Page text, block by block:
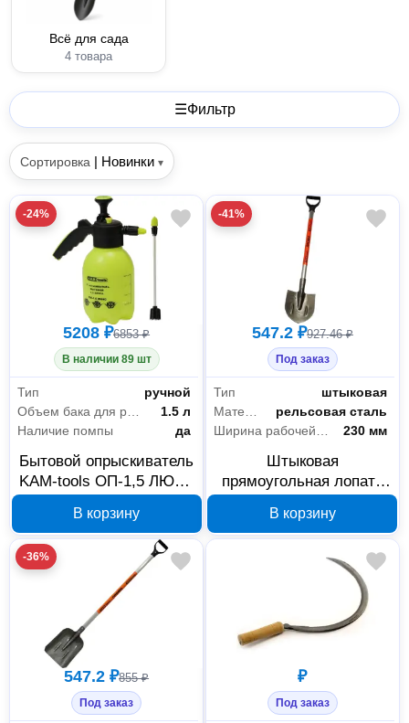
Всё для сада
4 товара
☰Фильтр
Сортировка | Новинки ▾
-24%
5208 ₽6853 ₽
В наличии 89 шт
Тип
ручной
1.5 л
Наличие помпы
да
Бытовой опрыскиватель
KAM-tools ОП-1,5 ЛЮКС
В корзину
-41%
547.2 ₽927.46 ₽
Под заказ
Тип
штыковая
рельсовая сталь
230 мм
Штыковая
прямоугольная лопата
с алюминиевым
черенком
В корзину
-36%
547.2 ₽855 ₽
Под заказ
₽
Под заказ